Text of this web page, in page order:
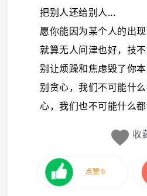
把别人还给别人...
愿你能因为某个人的出
就算无人问津也好，技
别让烦躁和焦虑毁了你本
别贪心，我们不可能什
心，我们也不可能什么都
收